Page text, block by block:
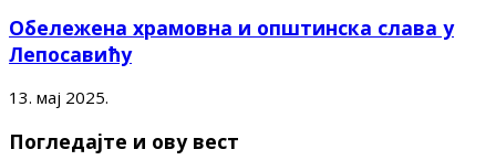
Обележена храмовна и општинска слава у
Лепосавићу
13. мај 2025.
Погледајте и ову вест